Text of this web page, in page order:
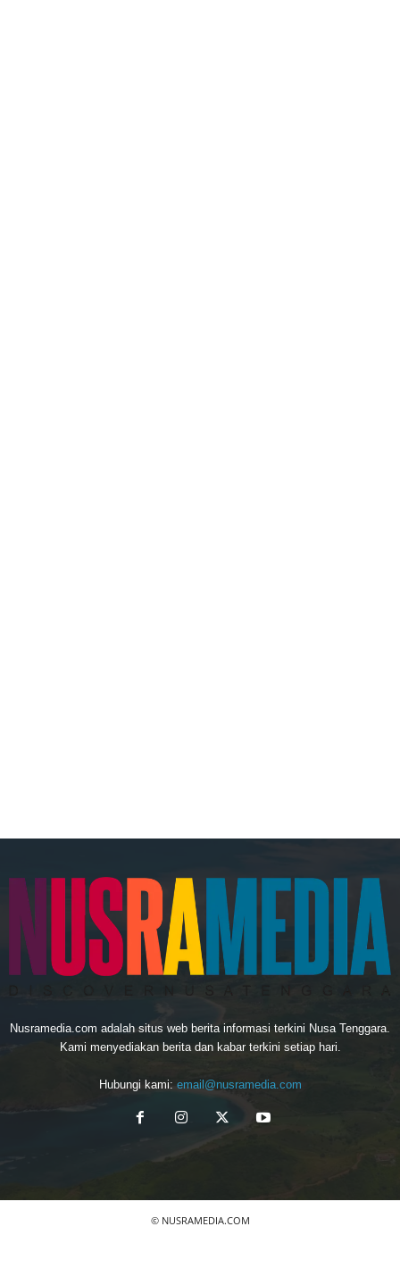
Nusramedia.com adalah situs web berita informasi terkini Nusa Tenggara.
Kami menyediakan berita dan kabar terkini setiap hari.
Hubungi kami: email@nusramedia.com
© NUSRAMEDIA.COM